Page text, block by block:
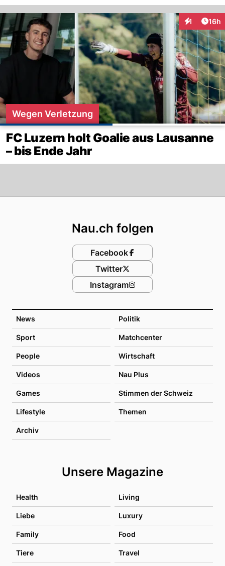
1 16h
Wegen Verletzung
FC Luzern holt Goalie aus Lausanne
– bis Ende Jahr
News Politik
Sport Matchcenter
People Wirtschaft
Videos Nau Plus
Games Stimmen der Schweiz
Lifestyle Themen
Archiv
Unsere Magazine
Health Living
Liebe Luxury
Family Food
Tiere Travel
Nau.ch folgen
Facebook
Twitter
Instagram